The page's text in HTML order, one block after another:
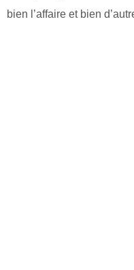
bien l’affaire et bien